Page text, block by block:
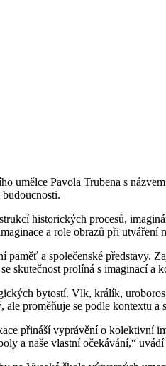
umělce Pavola Trubena s názvem
historických procesů,
a role obrazů při utváření
a společenské představy.
skutečnost prolíná s imaginací a
bytostí. Vlk, králík,
proměňuje se podle kontextu a
přináší vyprávění o
a naše vlastní očekávání,“